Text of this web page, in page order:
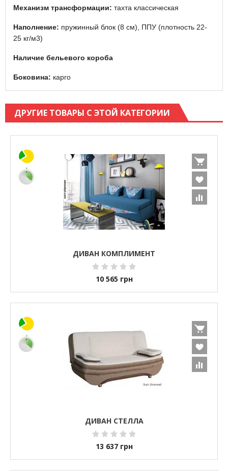
Механизм трансформации: тахта классическая
Наполнение: пружинный блок (8 см), ППУ (плотность 22-
25 кг/м3)
Наличие бельевого короба
Боковина: карго
ДРУГИЕ ТОВАРЫ С ЭТОЙ КАТЕГОРИИ
ДИВАН КОМПЛИМЕНТ
10 565 грн
ДИВАН СТЕЛЛА
13 637 грн